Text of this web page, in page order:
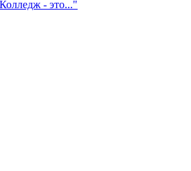
- это..."